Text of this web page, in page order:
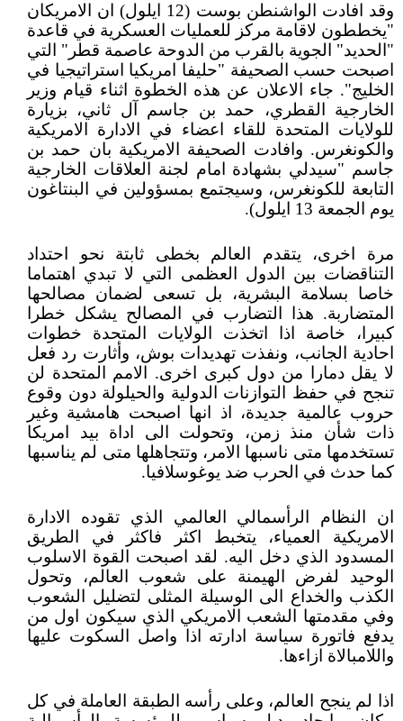
وقد افادت الواشنطن بوست (12 ايلول) ان الامريكان
"يخططون لاقامة مركز للعمليات العسكرية في قاعدة
"الحديد" الجوية بالقرب من الدوحة عاصمة قطر" التي
اصبحت حسب الصحيفة "حليفا امريكيا استراتيجيا في
الخليج". جاء الاعلان عن هذه الخطوة اثناء قيام وزير
الخارجية القطري، حمد بن جاسم آل ثاني، بزيارة
للولايات المتحدة للقاء اعضاء في الادارة الامريكية
والكونغرس. وافادت الصحيفة الامريكية بان حمد بن
جاسم "سيدلي بشهادة امام لجنة العلاقات الخارجية
التابعة للكونغرس، وسيجتمع بمسؤولين في البنتاغون
يوم الجمعة 13 ايلول).
مرة اخرى، يتقدم العالم بخطى ثابتة نحو احتداد
التناقضات بين الدول العظمى التي لا تبدي اهتماما
خاصا بسلامة البشرية، بل تسعى لضمان مصالحها
المتضاربة. هذا التضارب في المصالح يشكل خطرا
كبيرا، خاصة اذا اتخذت الولايات المتحدة خطوات
احادية الجانب، ونفذت تهديدات بوش، وأثارت رد فعل
لا يقل دمارا من دول كبرى اخرى. الامم المتحدة لن
تنجح في حفظ التوازنات الدولية والحيلولة دون وقوع
حروب عالمية جديدة، اذ انها اصبحت هامشية وغير
ذات شأن منذ زمن، وتحولت الى اداة بيد امريكا
تستخدمها متى ناسبها الامر، وتتجاهلها متى لم يناسبها
كما حدث في الحرب ضد يوغوسلافيا.
ان النظام الرأسمالي العالمي الذي تقوده الادارة
الامريكية العمياء، يتخبط اكثر فاكثر في الطريق
المسدود الذي دخل اليه. لقد اصبحت القوة الاسلوب
الوحيد لفرض الهيمنة على شعوب العالم، وتحول
الكذب والخداع الى الوسيلة المثلى لتضليل الشعوب
وفي مقدمتها الشعب الامريكي الذي سيكون اول من
يدفع فاتورة سياسة ادارته اذا واصل السكوت عليها
واللامبالاة ازاءها.
اذا لم ينجح العالم، وعلى رأسه الطبقة العاملة في كل